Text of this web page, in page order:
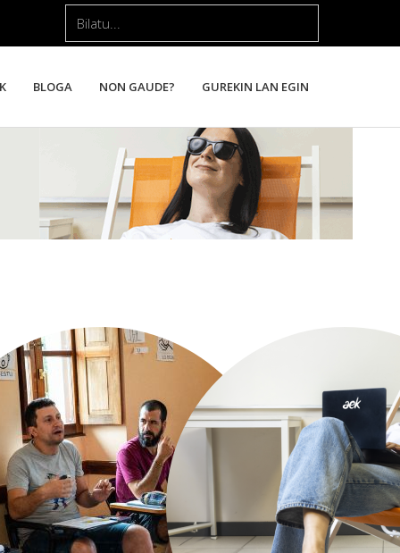
BLOGA NON GAUDE? GUREKIN LAN EGIN